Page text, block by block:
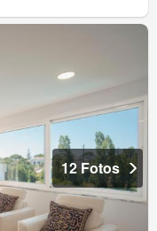
12 Fotos